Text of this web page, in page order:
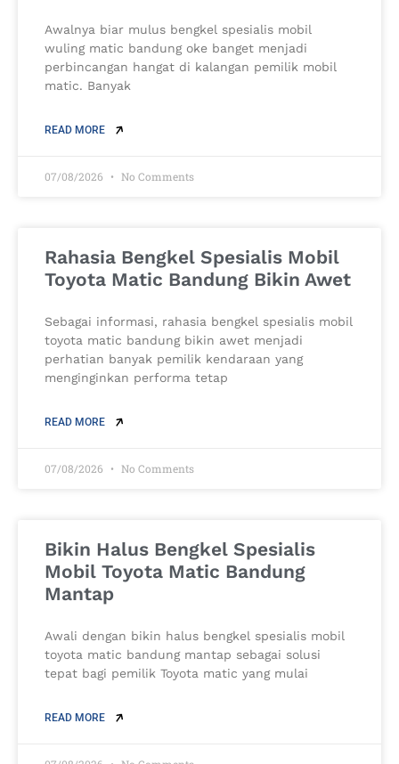
Awalnya biar mulus bengkel spesialis mobil
wuling matic bandung oke banget menjadi
perbincangan hangat di kalangan pemilik mobil
matic. Banyak
READ MORE
07/08/2026 No Comments
Rahasia Bengkel Spesialis Mobil
Toyota Matic Bandung Bikin Awet
Sebagai informasi, rahasia bengkel spesialis mobil
toyota matic bandung bikin awet menjadi
perhatian banyak pemilik kendaraan yang
menginginkan performa tetap
READ MORE
07/08/2026 No Comments
Bikin Halus Bengkel Spesialis
Mobil Toyota Matic Bandung
Mantap
Awali dengan bikin halus bengkel spesialis mobil
toyota matic bandung mantap sebagai solusi
tepat bagi pemilik Toyota matic yang mulai
READ MORE